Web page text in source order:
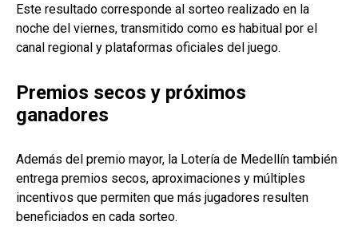
Este resultado corresponde al sorteo realizado en la
noche del viernes, transmitido como es habitual por el
canal regional y plataformas oficiales del juego.
Premios secos y próximos
ganadores
Además del premio mayor, la Lotería de Medellín también
entrega premios secos, aproximaciones y múltiples
incentivos que permiten que más jugadores resulten
beneficiados en cada sorteo.